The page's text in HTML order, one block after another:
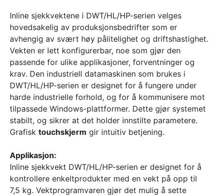
Inline sjekkvektene i DWT/HL/HP-serien velges
hovedsakelig av produksjonsbedrifter som er
avhengig av svært høy pålitelighet og driftshastighet.
Vekten er lett konfigurerbar, noe som gjør den
passende for ulike applikasjoner, forventninger og
krav. Den industriell datamaskinen som brukes i
DWT/HL/HP-serien er designet for å fungere under
harde industrielle forhold, og for å kommunisere mot
tilpassede Windows-plattformer. Dette gjør systemet
stabilt, og sikrer at det holder innstilte parametere.
Grafisk touchskjerm gir intuitiv betjening.
Applikasjon:
Inline sjekkvekt DWT/HL/HP-serien er designet for å
kontrollere enkeltprodukter med en vekt på opp til
7,5 kg. Vektprogramvaren gjør det mulig å sette